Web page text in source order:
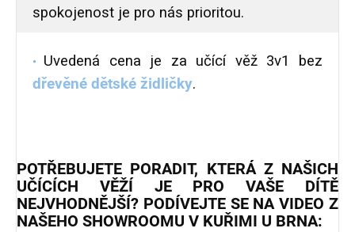
spokojenost je pro nás prioritou.
Uvedená cena je za učící věž 3v1 bez
dřevěné dětské židličky.
POTŘEBUJETE PORADIT, KTERÁ Z NAŠICH
UČÍCÍCH VĚŽÍ JE PRO VAŠE DÍTĚ
NEJVHODNĚJŠÍ? PODÍVEJTE SE NA VIDEO Z
NAŠEHO SHOWROOMU V KUŘIMI U BRNA: